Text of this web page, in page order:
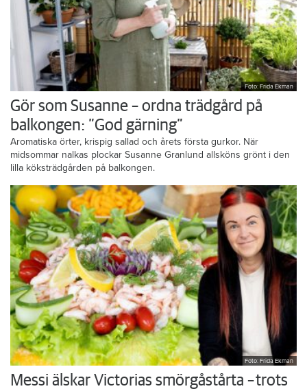
Foto: Frida Ekman
Gör som Susanne – ordna trädgård på
balkongen: ”God gärning”
Aromatiska örter, krispig sallad och årets första gurkor. När
midsommar nalkas plockar Susanne Granlund allsköns grönt i den
lilla köksträdgården på balkongen.
Foto: Frida Ekman
Messi älskar Victorias smörgåstårta – trots